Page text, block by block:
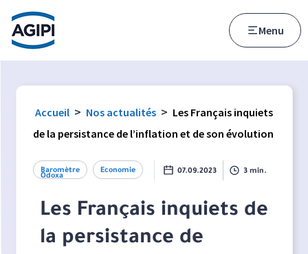
Accès au menu
Accès au contenu principal
Menu
Accueil > Nos actualités > Les Français inquiets
de la persistance de l’inflation et de son évolution
Baromètre
Odoxa
Economie 07.09.2023 3 min.
Les Français inquiets de
la persistance de